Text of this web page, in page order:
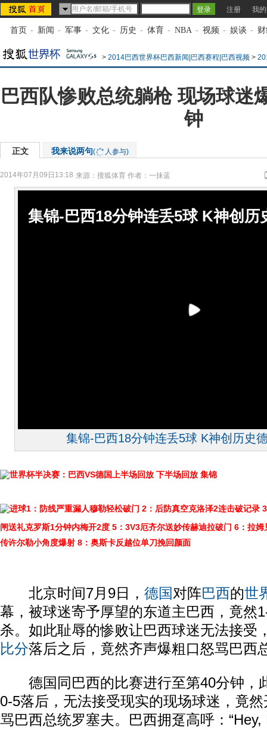
注册 我
首页 - 新闻 - 军事 - 文化 - 历史 - 体育 - NBA - 视频 - 娱谈 -
> 2014巴西世界杯巴西新闻|巴西赛程|巴西视频 >
巴西队惨败总统躺枪 现场球迷
钟
正文 我来说两句( 人参与)
2014年07月09日13:18 来源： 搜狐体育 作者：一抹蓝
集锦-巴西18分钟连丢5球 K神创历
集锦-巴西18分钟连丢5球 K神创历史
世界杯半决赛：巴西VS德国上半场回放 下半场回放 集锦
进球1：防线严重漏人穆勒轻松破门 2：后防真空克洛泽2连击破记录
闸送礼克罗斯1分钟内梅开2度 5：3V3厄齐尔送妙传赫迪拉破门 6：拉姆
传许尔勒小角度爆射 8：奥斯卡反越位单刀挽回颜面
北京时间7月9日， 德国对阵巴西的世
幕，被球迷寄予厚望的东道主巴西，竟然
杀。如此耻辱的惨败让巴西球迷无法接受
比分落后之后，竟然齐声爆粗口怒骂巴西
德国同巴西的比赛进行至第40分钟，
0-5落后，无法接受现实的现场球迷，竟
骂巴西总统罗塞夫。巴西拥趸高呼：“Hey,